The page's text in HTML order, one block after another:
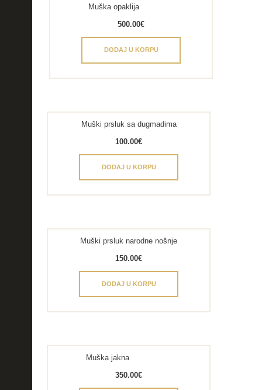
Muška opaklija
500.00€
DODAJ U KORPU
Muški prsluk sa dugmadima
100.00€
DODAJ U KORPU
Muški prsluk narodne nošnje
150.00€
DODAJ U KORPU
Muška jakna
350.00€